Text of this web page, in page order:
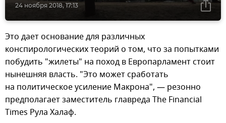
24 ноября 2018, 17:13
Это дает основание для различных
конспирологических теорий о том, что за попытками
побудить "жилеты" на поход в Европарламент стоит
нынешняя власть. "Это может сработать
на политическое усиление Макрона", — резонно
предполагает заместитель главреда The Financial
Times Рула Халаф.